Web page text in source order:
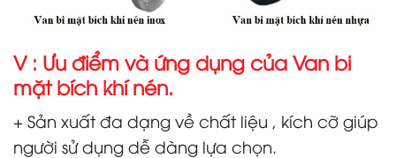
V : Ưu điểm và ứng dụng của Van bi
mặt bích khí nén.
+ Sản xuất đa dạng về chất liệu , kích cỡ giúp
người sử dụng dễ dàng lựa chọn.